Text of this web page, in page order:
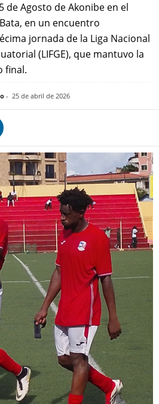
de Agosto de Akonibe en el
en un encuentro
jornada de la Liga Nacional
(LIFGE), que mantuvo la
final.
- 25 de abril de 2026